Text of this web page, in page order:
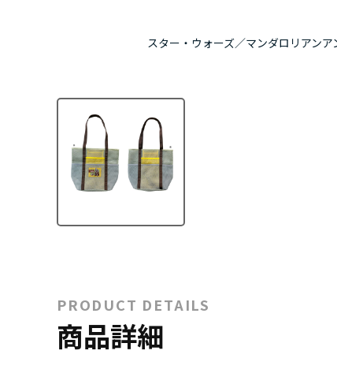
スター・ウォーズ／マンダロリアン
PRODUCT DETAILS
商品詳細